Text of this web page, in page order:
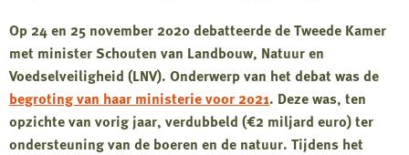
Op 24 en 25 november 2020 debatteerde de Tweede Kamer
met minister Schouten van Landbouw, Natuur en
Voedselveiligheid (LNV). Onderwerp van het debat was de
begroting van haar ministerie voor 2021. Deze was, ten
opzichte van vorig jaar, verdubbeld (€2 miljard euro) ter
ondersteuning van de boeren en de natuur. Tijdens het